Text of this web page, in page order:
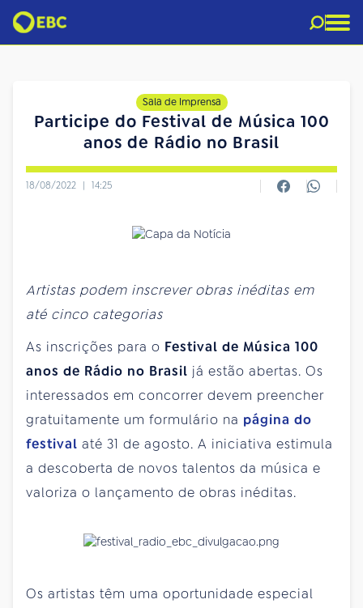
Sala de Imprensa
Participe do Festival de Música 100
anos de Rádio no Brasil
18/08/2022 | 14:25
Artistas podem inscrever obras inéditas em
até cinco categorias
As inscrições para o Festival de Música 100
anos de Rádio no Brasil já estão abertas. Os
interessados em concorrer devem preencher
gratuitamente um formulário na página do
festival até 31 de agosto. A iniciativa estimula
a descoberta de novos talentos da música e
valoriza o lançamento de obras inéditas.
Os artistas têm uma oportunidade especial